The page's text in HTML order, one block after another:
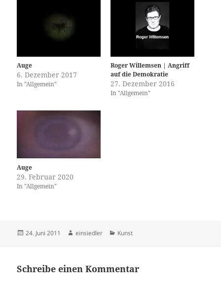
Auge
6. Dezember 2017
In "Allgemein"
Roger Willemsen | Angriff
auf die Demokratie
27. Dezember 2016
In "Allgemein"
Auge
29. Februar 2020
In "Allgemein"
Veröffentlicht
24. Juni 2011 Autor
einsiedler Kategorien
Kunst
Schreibe einen Kommentar